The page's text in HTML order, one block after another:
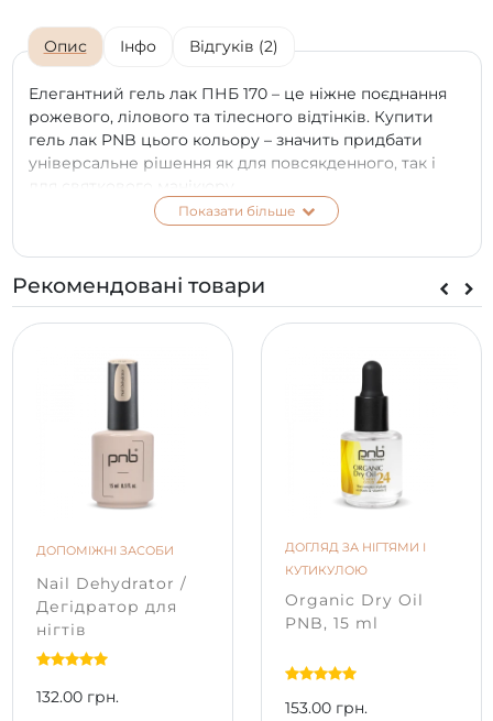
Опис Інфо Відгуків (2)
Елегантний гель лак ПНБ 170 – це ніжне поєднання
рожевого, лілового та тілесного відтінків. Купити
гель лак PNB цього кольору – значить придбати
універсальне рішення як для повсякденного, так і
для святкового манікюру.
Засіб може слугувати основою для вишуканих нейл-
часу, так і для механічних пошкоджень.
Це покриття не боїться подряпин та сколів навіть
через три тижні після нанесення.
Колір на екрані телефону чи моніторі може
відрізнятися від справжнього відтінку в залежності
від типу матриці та її калібрування на вашому
пристрої.
Продукція PNB не тестується на тваринах. Гель-лаки
PNB безпечні та не містять речовин, що викликають
алергічні реакції. Формула гель-лаків PNB 7free не
містить: дибутилфталат (ДБФ), формальдегід,
формальдегідна смола, тріфенілфосфат (TPHP),
толуол, камфора, ксилол.
Показати більше
Рекомендовані товари
ДОПОМІЖНІ ЗАСОБИ
Nail Dehydrator /
Дегідратор для
нігтів
132.00 грн.
ДОГЛЯД ЗА НІГТЯМИ І
КУТИКУЛОЮ
Organic Dry Oil
PNB, 15 ml
153.00 грн.